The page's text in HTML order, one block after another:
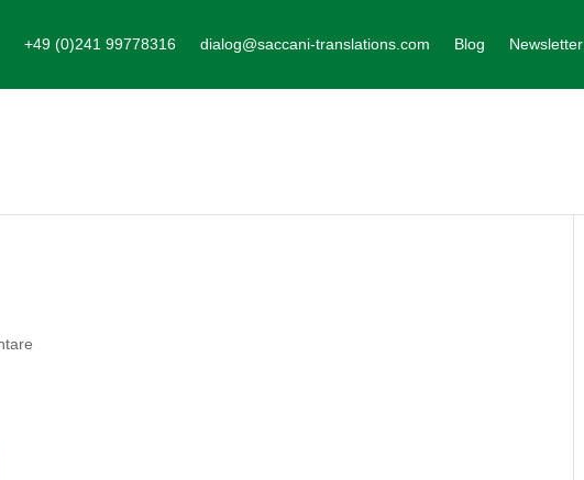
+49 (0)241 99778316 dialog@saccani-translations.com Blog Newsletter